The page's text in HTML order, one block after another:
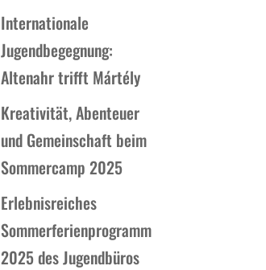
Internationale
Jugendbegegnung:
Altenahr trifft Mártély
Kreativität, Abenteuer
und Gemeinschaft beim
Sommercamp 2025
Erlebnisreiches
Sommerferienprogramm
2025 des Jugendbüros